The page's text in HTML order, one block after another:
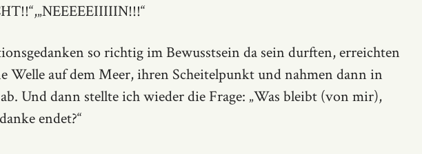
so richtig im Bewusstsein da sein durften, erreichten
Welle auf dem Meer, ihren Scheitelpunkt und nahmen dann in
Und dann stellte ich wieder die Frage: „Was bleibt (von mir),
endet?“